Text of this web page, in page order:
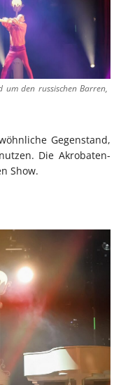
um den russischen Barren,
Gegenstand,
Die Akrobaten-
Show.